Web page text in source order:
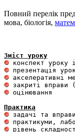
Повний перелік
мова, біологія,
Зміст уроку
оцінювання
Практика